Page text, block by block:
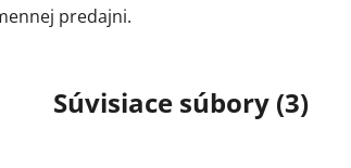
predajni.
Súvisiace súbory (3)